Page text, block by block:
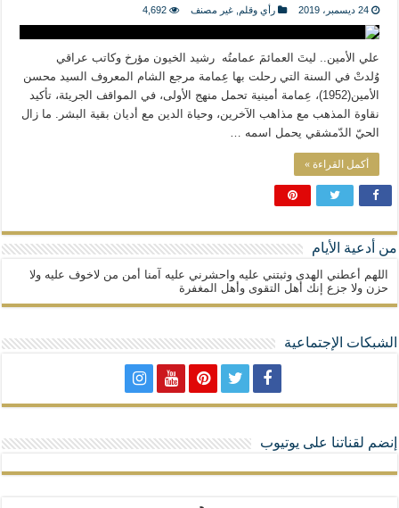
24 ديسمبر، 2019 رأي وقلم غير مصنف 4,692
علي الأمين.. ليتَ العمائمَ عمامتُه رشيد الخيون مؤرخ وكاتب عراقي
وُلدتْ في السنة التي رحلت بها عِمامة مرجع الشام المعروف السيد محسن
الأمين(1952)، عِمامة أمينية تحمل منهج الأولى، في المواقف الجريئة، تأكيد
نقاوة المذهب مع مذاهب الآخرين، وحياة الدين مع أديان بقية البشر. ما زال
الحيّ الدّمشقي يحمل اسمه …
أكمل القراءة »
من أدعية الأيام
اللهم أعطني الهدى وثبتني عليه واحشرني عليه آمنا أمن من لاخوف عليه ولا
حزن ولا جزع إنك أهل التقوى وأهل المغفرة
الشبكات الإجتماعية
إنضم لقناتنا على يوتيوب